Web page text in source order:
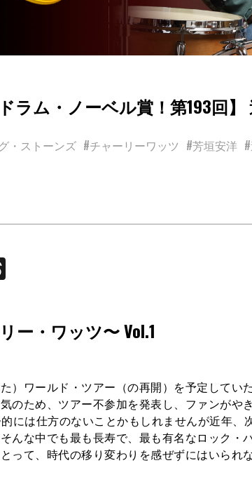
ラム・ノーベル賞！第193回
・ストーンズ #チャーリーワッツ #芳垣安洋
ー・ワッツ〜 Vol.1
た）ワールド・ツアー（の再開）を予定して
のため、ツアー不参加を発表し、ファンがや
には仕方のないことかもしれませんが近年、
んな中でも最も長寿で、最も有名なロック
って、時代の移り変わりを感ぜずにはいられ